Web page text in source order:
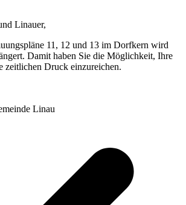
Linauer,
11, 12 und 13 im Dorfkern wird
Damit haben Sie die Möglichkeit, Ihre
zeitlichen Druck einzureichen.
Linau